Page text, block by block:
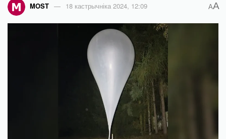
MOST 18 кастрычніка 2024, 12:09 AA